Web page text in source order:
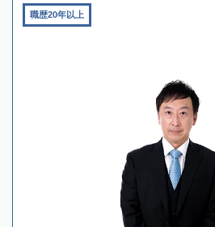
職歴20年以上